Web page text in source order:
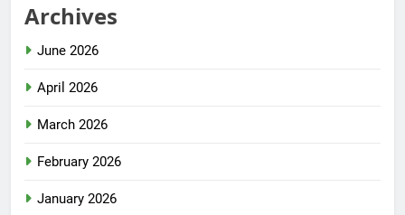
Archives
June 2026
April 2026
March 2026
February 2026
January 2026